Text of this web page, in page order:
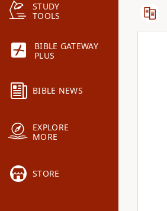
STUDY
TOOLS
BIBLE GATEWAY
PLUS
BIBLE NEWS
EXPLORE
MORE
STORE